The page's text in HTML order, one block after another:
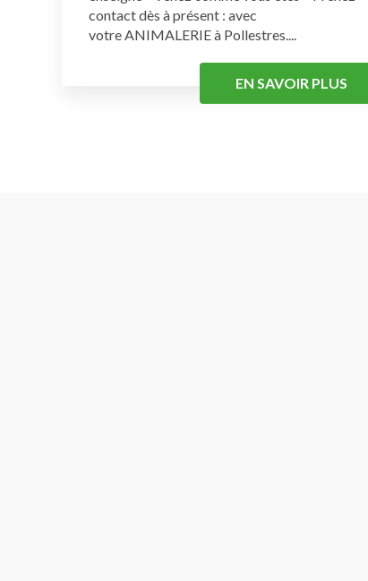
contact dès à présent : avec
votre ANIMALERIE à Pollestres....
EN SAVOIR PLUS